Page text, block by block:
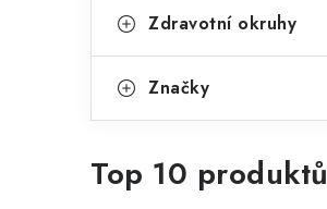
e
l
Zdravotní okruhy
Značky
Top 10 produktů